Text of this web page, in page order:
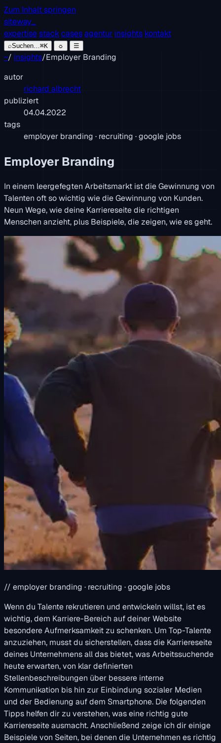
Zum Inhalt springen
siteway
expertisestackcasesagentur insights kontakt
⌕Suchen…⌘K ☼ ☰
~/ insights/Employer Branding
autor
richard albrecht
publiziert
04.04.2022
tags
employer branding · recruiting · google jobs
Employer Branding
In einem leergefegten Arbeitsmarkt ist die Gewinnung von
Talenten oft so wichtig wie die Gewinnung von Kunden.
Neun Wege, wie deine Karriereseite die richtigen
Menschen anzieht, plus Beispiele, die zeigen, wie es geht.
// employer branding · recruiting · google jobs
Wenn du Talente rekrutieren und entwickeln willst, ist es
wichtig, dem Karriere-Bereich auf deiner Website
besondere Aufmerksamkeit zu schenken. Um Top-Talente
anzuziehen, musst du sicherstellen, dass die Karriereseite
deines Unternehmens all das bietet, was Arbeitssuchende
heute erwarten, von klar definierten
Stellenbeschreibungen über bessere interne
Kommunikation bis hin zur Einbindung sozialer Medien
und der Bedienung auf dem Smartphone. Die folgenden
Tipps helfen dir zu verstehen, was eine richtig gute
Karriereseite ausmacht. Anschließend zeige ich dir einige
Beispiele von Seiten, bei denen die Unternehmen es richtig